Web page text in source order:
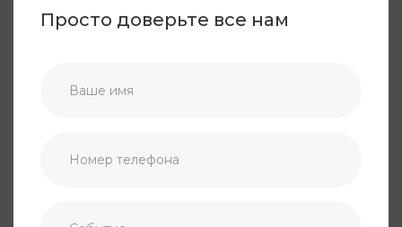
Просто доверьте все нам